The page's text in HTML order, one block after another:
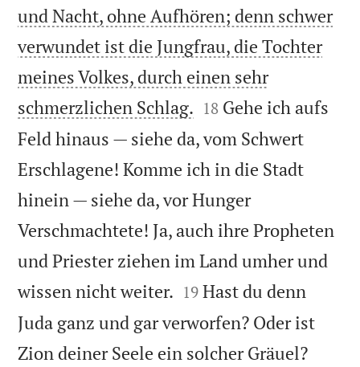
und Nacht, ohne Aufhören; denn schwer
verwundet ist die Jungfrau, die Tochter
meines Volkes, durch einen sehr
schmerzlichen Schlag. 

18 Gehe ich aufs
Feld hinaus — siehe da, vom Schwert
Erschlagene! Komme ich in die Stadt
hinein — siehe da, vor Hunger
Verschmachtete! Ja, auch ihre Propheten
und Priester ziehen im Land umher und
wissen nicht weiter. 

19 Hast du denn
Juda ganz und gar verworfen? Oder ist
Zion deiner Seele ein solcher Gräuel?